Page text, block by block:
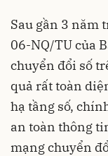
Sau gần 3 năm
06-NQ/TU của
chuyển đổi số
quả rất toàn
hạ tầng số,
an toàn thông
mạng chuyển